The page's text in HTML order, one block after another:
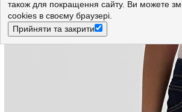
також для покращення сайту. Ви можете
cookies в своєму браузері.
Прийняти та закрити